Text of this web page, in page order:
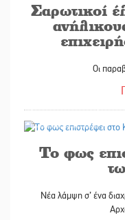
Σαρωτικοί
Οι
Το φως
Νέα λάμψη σ’ ένα